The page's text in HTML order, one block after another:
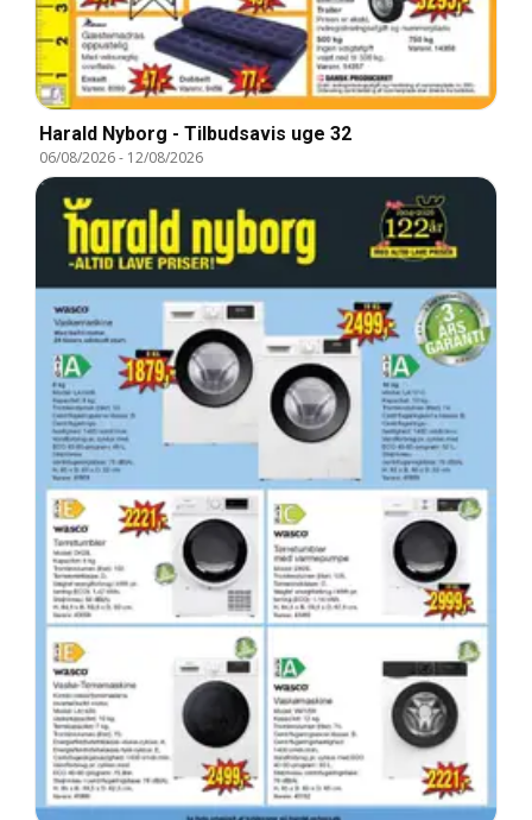
Harald Nyborg - Tilbudsavis uge 32
06/08/2026- 12/08/2026